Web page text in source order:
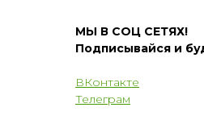
МЫ В СОЦ СЕТЯХ!
Подписывайся и
ВКонтакте
Телеграм